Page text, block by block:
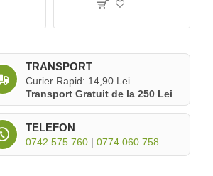
TRANSPORT
Curier Rapid: 14,90 Lei
Transport Gratuit de la 250 Lei
TELEFON
0742.575.760| 0774.060.758